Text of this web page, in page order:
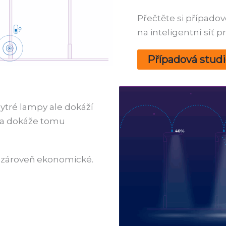
Přečtěte si
na inteligentní síť
Případová
lampy ale dokáží
dokáže tomu
ekonomické.